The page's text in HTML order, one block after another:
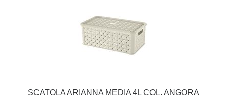
SCATOLA ARIANNA MEDIA 4L COL. ANGORA